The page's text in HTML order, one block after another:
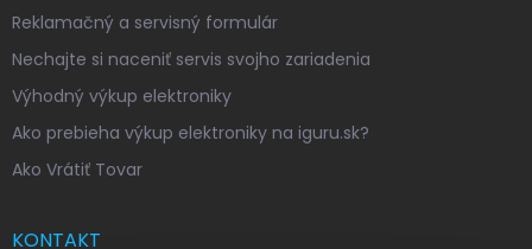
Reklamačný a servisný formulár
Nechajte si naceniť servis svojho zariadenia
Výhodný výkup elektroniky
Ako prebieha výkup elektroniky na iguru.sk?
Ako Vrátiť Tovar
KONTAKT